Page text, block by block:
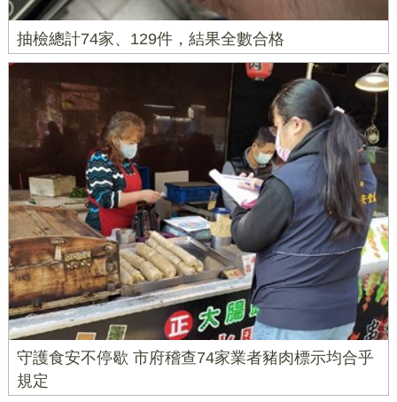
抽檢總計74家、129件，結果全數合格
守護食安不停歇 市府稽查74家業者豬肉標示均合乎
規定